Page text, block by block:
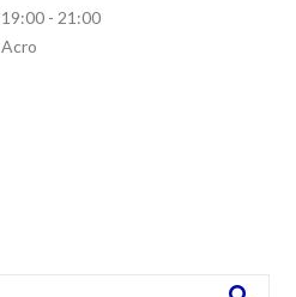
19:00 - 21:00
Acro